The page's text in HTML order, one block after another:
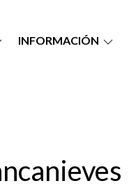
INFORMACIÓN